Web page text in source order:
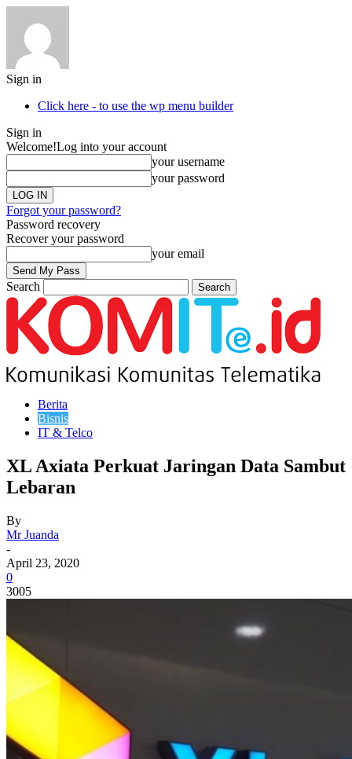
Sign in
Click here - to use the wp menu builder
Sign in
Welcome!Log into your account
your username
your password
Forgot your password?
Password recovery
Recover your password
your email
Search
Berita
Bisnis
IT & Telco
XL Axiata Perkuat Jaringan Data Sambut
Lebaran
By
Mr Juanda
-
April 23, 2020
0
3005